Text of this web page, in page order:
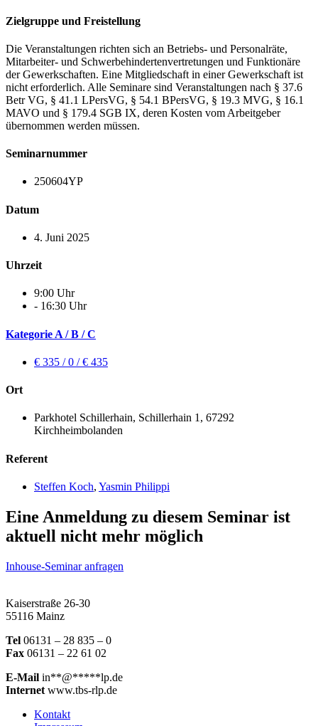
Zielgruppe und Freistellung
Die Veranstaltungen richten sich an Betriebs- und Personalräte,
Mitarbeiter- und Schwerbehindertenvertretungen und Funktionäre
der Gewerkschaften. Eine Mitgliedschaft in einer Gewerkschaft ist
nicht erforderlich. Alle Seminare sind Veranstaltungen nach § 37.6
Betr VG, § 41.1 LPersVG, § 54.1 BPersVG, § 19.3 MVG, § 16.1
MAVO und § 179.4 SGB IX, deren Kosten vom Arbeitgeber
übernommen werden müssen.
Seminarnummer
250604YP
Datum
4. Juni 2025
Uhrzeit
9:00 Uhr
- 16:30 Uhr
Kategorie A / B / C
€ 335 / 0 / € 435
Ort
Parkhotel Schillerhain, Schillerhain 1, 67292
Kirchheimbolanden
Referent
Steffen Koch, Yasmin Philippi
Eine Anmeldung zu diesem Seminar ist
aktuell nicht mehr möglich
Inhouse-Seminar anfragen
Kaiserstraße 26-30
55116 Mainz
Tel 06131 – 28 835 – 0
Fax 06131 – 22 61 02
E-Mail in**@*****lp.de
Internet www.tbs-rlp.de
Kontakt